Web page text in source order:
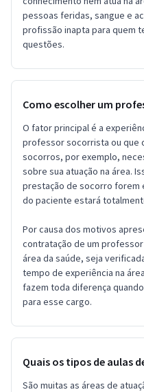
pessoas feridas, sangue e
profissão inapta para quem
questões.
Como escolher um
O fator principal é a
professor socorrista ou que
socorros, por exemplo,
sobre sua atuação na área.
prestação de socorro forem
do paciente estará
Por causa dos motivos
contratação de um
área da saúde, seja
tempo de experiência na
fazem toda diferença
para esse cargo.
Quais os tipos de aulas
São muitas as áreas de